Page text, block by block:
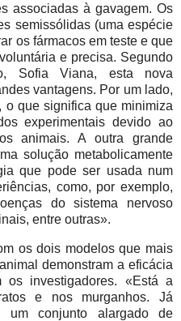
associadas à gavagem. Os
semissólidas (uma espécie
os fármacos em teste e que
e precisa. Segundo
Sofia Viana, esta nova
vantagens. Por um lado,
, o que significa que minimiza
experimentais devido ao
animais. A outra grande
solução metabolicamente
que pode ser usada num
como, por exemplo,
do sistema nervoso
entre outras».
os dois modelos que mais
demonstram a eficácia
os investigadores. «Está a
e nos murganhos. Já
um conjunto alargado de